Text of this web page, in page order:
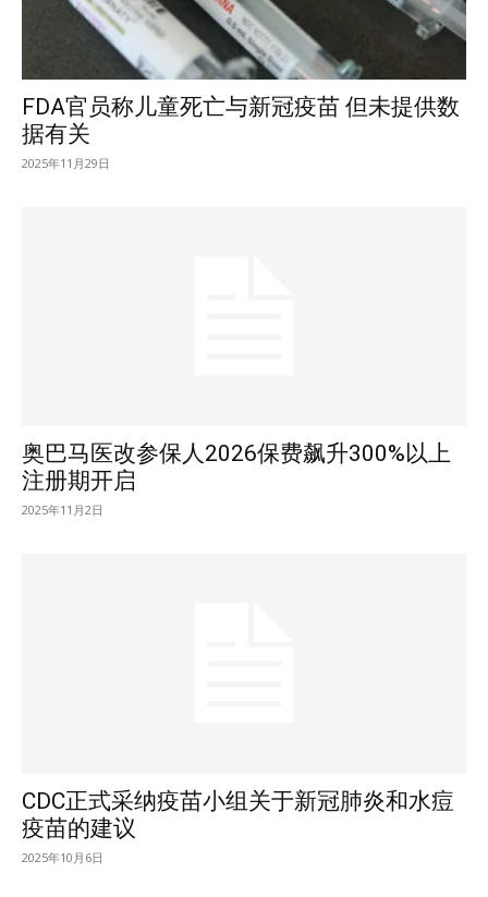
FDA官员称儿童死亡与新冠疫苗 但未提供数
据有关
2025年11月29日
奥巴马医改参保人2026保费飙升300%以上
注册期开启
2025年11月2日
CDC正式采纳疫苗小组关于新冠肺炎和水痘
疫苗的建议
2025年10月6日